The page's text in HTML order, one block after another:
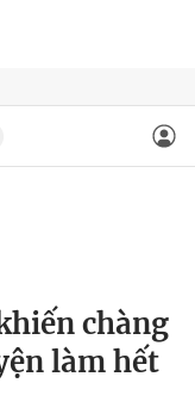
chàng
làm hết